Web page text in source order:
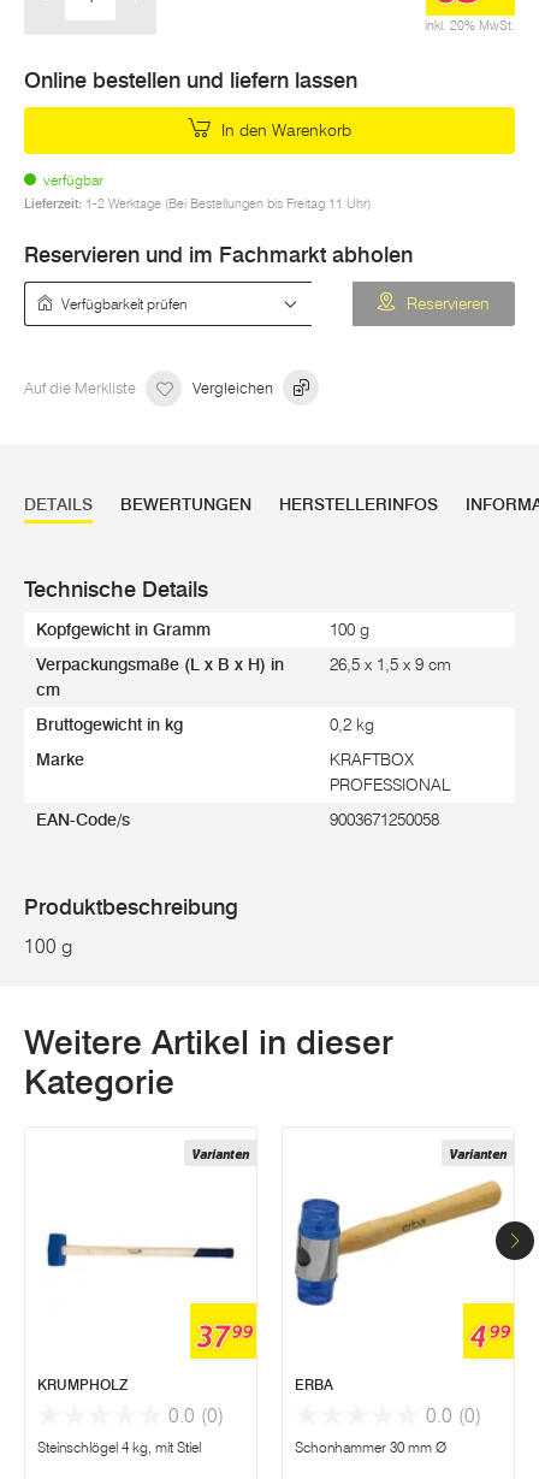
inkl. 20% MwSt.
Online bestellen und liefern lassen
In den Warenkorb
verfügbar
Lieferzeit: 1-2 Werktage (Bei Bestellungen bis Freitag 11 Uhr)
Reservieren und im Fachmarkt abholen
Reservieren
Auf die Merkliste Vergleichen
DETAILS BEWERTUNGEN HERSTELLERINFOS
Technische Details
Kopfgewicht in Gramm 100 g
Verpackungsmaße (L x B x H) in
cm
26,5 x 1,5 x 9 cm
Bruttogewicht in kg 0,2 kg
Marke
KRAFTBOX
PROFESSIONAL
EAN-Code/s 9003671250058
Produktbeschreibung
100 g
Weitere Artikel in dieser
Kategorie
Varianten
3799
KRUMPHOLZ
0.0 (0)
Steinschlögel 4 kg, mit Stiel
Varianten
499
ERBA
0.0 (0)
Schonhammer 30 mm Ø